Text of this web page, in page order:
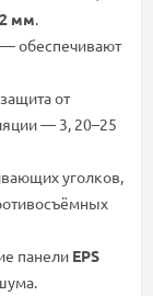
мм.
— обеспечивают
от
— 3, 20–25
уголков,
панели EPS